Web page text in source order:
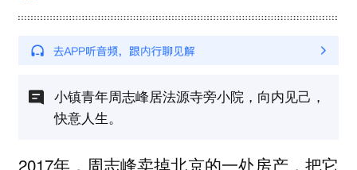
小镇青年周志峰居法源寺旁小院，向内见己，
快意人生。
2017年，周志峰卖掉北京的一处房产，把它